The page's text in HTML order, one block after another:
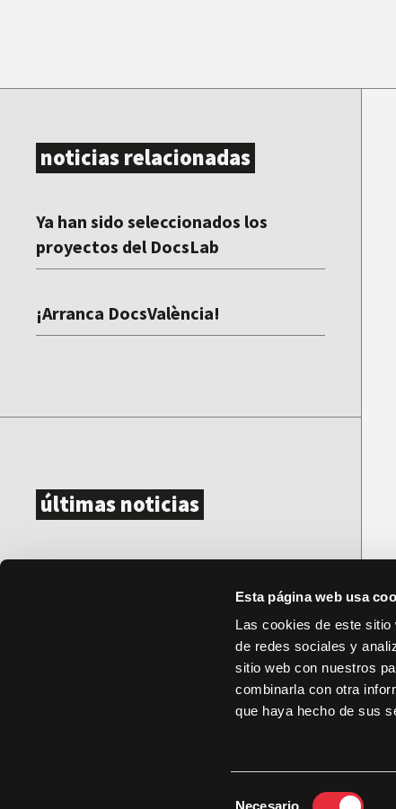
Esta página web usa
Las cookies de este
de redes sociales y
sitio web con nuestros
combinarla con otra
que haya hecho de sus
Necesario
noticias relacionadas
Ya han sido seleccionados los
proyectos del DocsLab
¡Arranca DocsValència!
últimas noticias
DocsValencia reparte más de